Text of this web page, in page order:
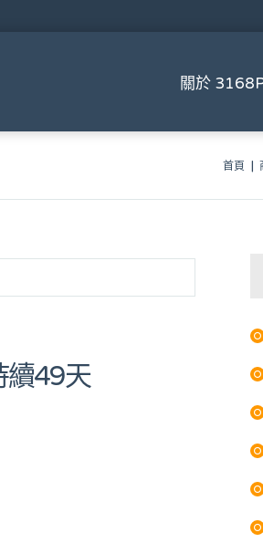
關於
首頁
續49天